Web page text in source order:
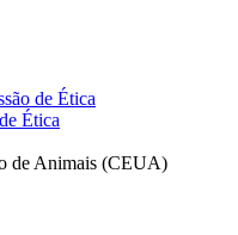
de Ética
Ética
de Animais (CEUA)